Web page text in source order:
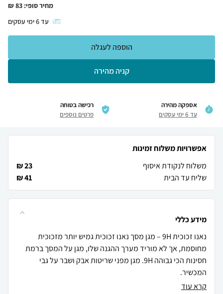
מחיר סופי: 83
₪
עד6ימי עסקים
קניה מהירה
הוספה לעגלה
אספקה מהירה
עד 6 ימי עסקים
רכישה בטוחה
פרטים נוספים
אפשרויות משלוח זמינות
משלוח לנקודת איסוף
23 ₪
שליח עד הבית
41 ₪
מידע כללי
נאנו זכוכית 9H – מגן מסך נאנו זכוכית גמיש יותר מזכוכית
מחוסמת, אך לא מוריד מערך ההגנה שלו, מגן על המסך ברמת
חסינות הכי גבוהה 9H. מגן מפני שריטות אבק ושבר על גבי
המכשיר.
קרא עוד